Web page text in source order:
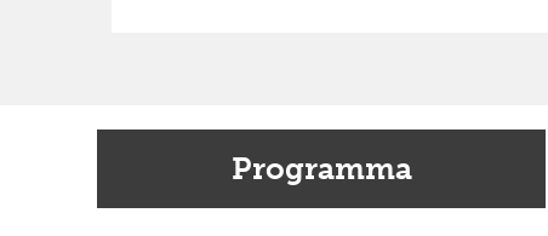
Programma